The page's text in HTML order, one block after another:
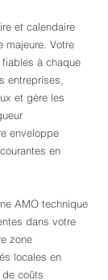
et calendaire
majeure. Votre
à chaque
entreprises,
et gère les
enveloppe
en
AMO technique
dans votre
zone
locales en
coûts